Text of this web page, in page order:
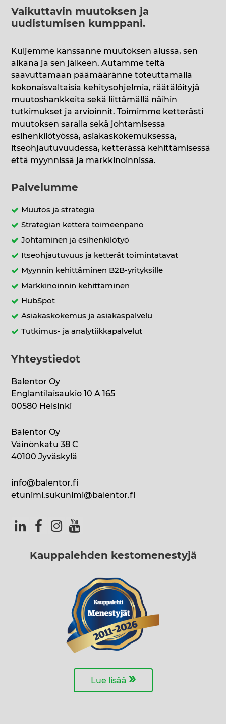
Vaikuttavin muutoksen ja
uudistumisen kumppani.
Kuljemme kanssanne muutoksen alussa, sen
aikana ja sen jälkeen. Autamme teitä
saavuttamaan päämääränne toteuttamalla
kokonaisvaltaisia kehitysohjelmia, räätälöityjä
muutoshankkeita sekä liittämällä näihin
tutkimukset ja arvioinnit. Toimimme ketterästi
muutoksen saralla sekä johtamisessa
esihenkilötyössä, asiakaskokemuksessa,
itseohjautuvuudessa, ketterässä kehittämisessä
että myynnissä ja markkinoinnissa.
Palvelumme
Muutos ja strategia
Strategian ketterä toimeenpano
Johtaminen ja esihenkilötyö
Itseohjautuvuus ja ketterät toimintatavat
Myynnin kehittäminen B2B-yrityksille
Markkinoinnin kehittäminen
HubSpot
Asiakaskokemus ja asiakaspalvelu
Tutkimus- ja analytiikkapalvelut
Yhteystiedot
Balentor Oy
Englantilaisaukio 10 A 165
00580 Helsinki
Balentor Oy
Väinönkatu 38 C
40100 Jyväskylä
info@balentor.fi
etunimi.sukunimi@balentor.fi
Kauppalehden kestomenestyjä
Lue lisää »